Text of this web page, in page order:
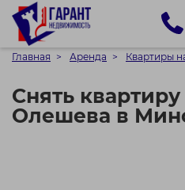
Главная Аренда Квартиры
Снять
Олешева в